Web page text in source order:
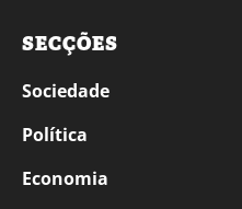
SECÇÕES
Sociedade
Política
Economia